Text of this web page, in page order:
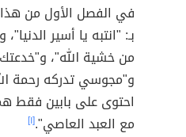
في الفصل الأول من هذا
بـ: "انتبه يا أسير
من خشية الله"، و"خدعتك
و"مجوسي تدركه رحمة
احتوى على بابين فقط
مع العبد العاصي".[١]